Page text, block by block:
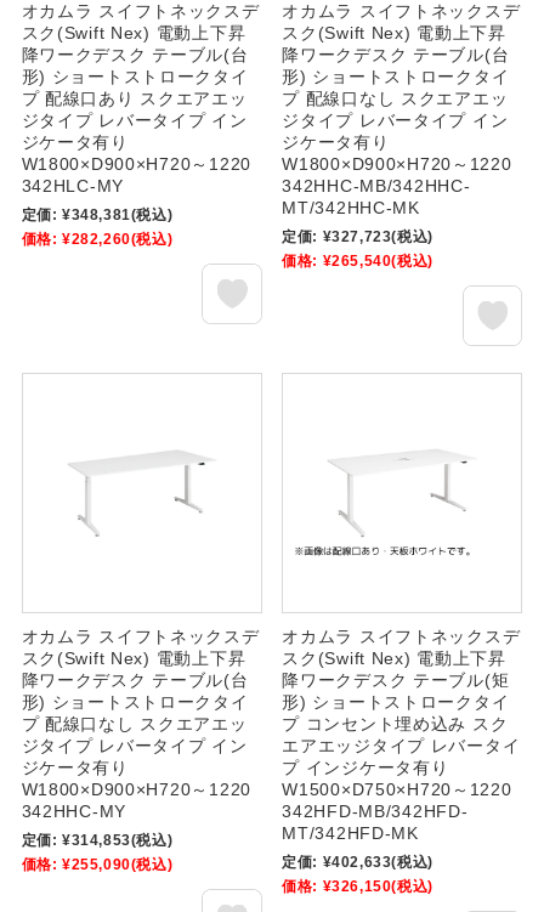
オカムラ スイフトネックスデ
スク(Swift Nex) 電動上下昇
降ワークデスク テーブル(台
形) ショートストロークタイ
プ 配線口あり スクエアエッ
ジタイプ レバータイプ イン
ジケータ有り
W1800×D900×H720～1220
342HLC-MY
定価: ¥348,381(税込)
価格: ¥282,260(税込)
オカムラ スイフトネックスデ
スク(Swift Nex) 電動上下昇
降ワークデスク テーブル(台
形) ショートストロークタイ
プ 配線口なし スクエアエッ
ジタイプ レバータイプ イン
ジケータ有り
W1800×D900×H720～1220
342HHC-MB/342HHC-
MT/342HHC-MK
定価: ¥327,723(税込)
価格: ¥265,540(税込)
オカムラ スイフトネックスデ
スク(Swift Nex) 電動上下昇
降ワークデスク テーブル(台
形) ショートストロークタイ
プ 配線口なし スクエアエッ
ジタイプ レバータイプ イン
ジケータ有り
W1800×D900×H720～1220
342HHC-MY
定価: ¥314,853(税込)
価格: ¥255,090(税込)
オカムラ スイフトネックスデ
スク(Swift Nex) 電動上下昇
降ワークデスク テーブル(矩
形) ショートストロークタイ
プ コンセント埋め込み スク
エアエッジタイプ レバータイ
プ インジケータ有り
W1500×D750×H720～1220
342HFD-MB/342HFD-
MT/342HFD-MK
定価: ¥402,633(税込)
価格: ¥326,150(税込)